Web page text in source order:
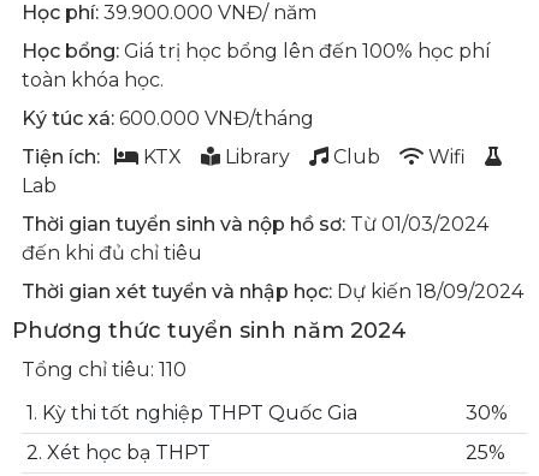
Học phí: 39.900.000 VNĐ/ năm
Học bổng: Giá trị học bổng lên đến 100% học phí
toàn khóa học.
Ký túc xá: 600.000 VNĐ/tháng
Tiện ích:
KTX Library Club
Wifi
Lab
Thời gian tuyển sinh và nộp hồ sơ: Từ 01/03/2024
đến khi đủ chỉ tiêu
Thời gian xét tuyển và nhập học: Dự kiến 18/09/2024
Phương thức tuyển sinh năm 2024
Tổng chỉ tiêu: 110
1. Kỳ thi tốt nghiệp THPT Quốc Gia
30%
2. Xét học bạ THPT
25%